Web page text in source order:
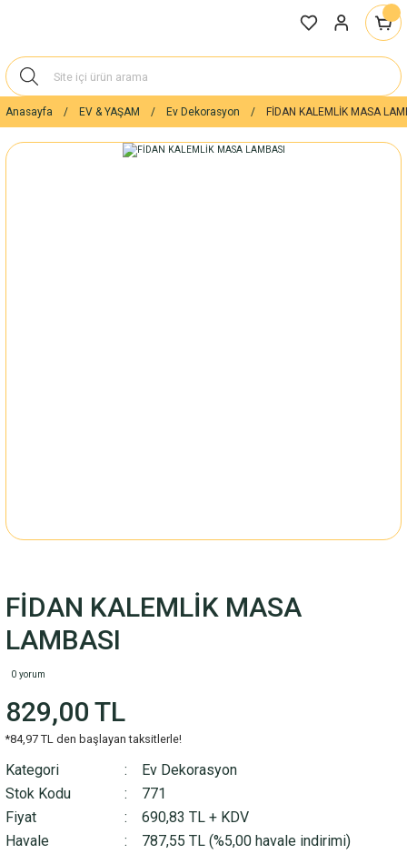
Anasayfa EV & YAŞAM Ev Dekorasyon FİDAN KALEMLİK MASA
FİDAN KALEMLİK MASA
LAMBASI
0 yorum
829,00 TL
*84,97 TL den başlayan taksitlerle!
Kategori
Ev Dekorasyon
Stok Kodu
771
Fiyat
690,83 TL + KDV
Havale
787,55 TL (%5,00 havale indirimi)